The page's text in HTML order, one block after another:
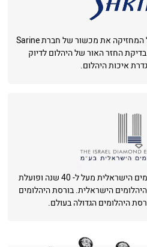
IDC היא החברה היחידה בישראל המחזיקה את מכשור של חברת Sarine
החזר האור של היהלום לדיוק
איכות היהלום.
חברת IDC חברה בבורסת היהלומים הישראלית מעל ל- 40 שנה ופועלת
הישראלית. בורסת היהלומים
היהלומים הגדולה בעולם.